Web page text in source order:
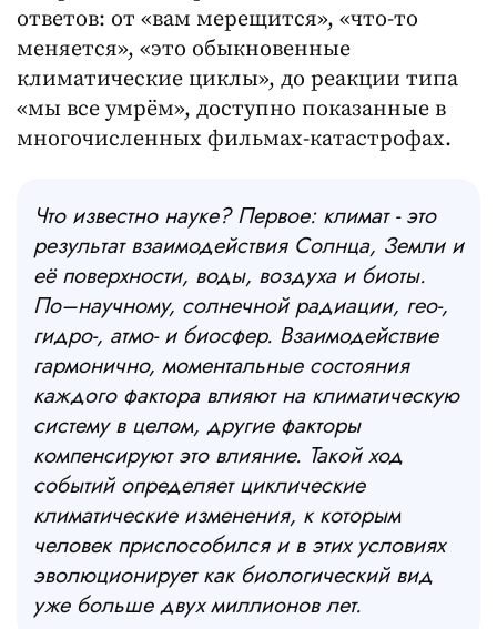
ответов: от «вам мерещится», «что-то
меняется», «это обыкновенные
климатические циклы», до реакции типа
«мы все умрём», доступно показанные в
многочисленных фильмах-катастрофах.
Что известно науке? Первое: климат - это
результат взаимодействия Солнца, Земли и
её поверхности, воды, воздуха и биоты.
По–научному, солнечной радиации, гео-,
гидро-, атмо- и биосфер. Взаимодействие
гармонично, моментальные состояния
каждого фактора влияют на климатическую
систему в целом, другие факторы
компенсируют это влияние. Такой ход
событий определяет циклические
климатические изменения, к которым
человек приспособился и в этих условиях
эволюционирует как биологический вид
уже больше двух миллионов лет.